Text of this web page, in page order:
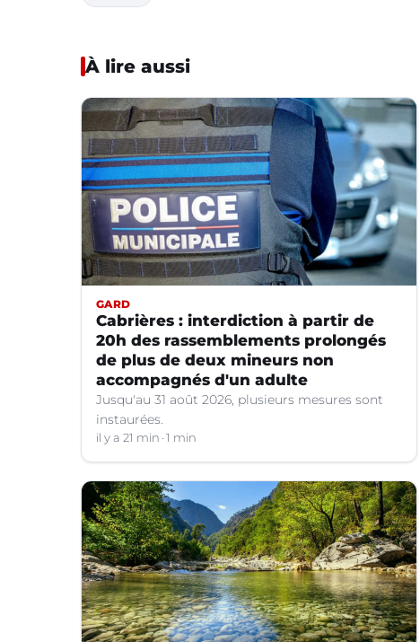
À lire aussi
GARD
Cabrières : interdiction à partir de
20h des rassemblements prolongés
de plus de deux mineurs non
accompagnés d'un adulte
Jusqu'au 31 août 2026, plusieurs mesures sont
instaurées.
il y a 21 min 1 min